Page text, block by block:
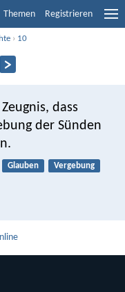
Themen Registrieren
› 10
dass
der Sünden
Glauben
Vergebung